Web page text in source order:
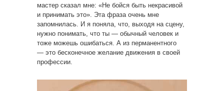
мастер сказал мне: «Не бойся быть некрасивой
и принимать это». Эта фраза очень мне
запомнилась. И я поняла, что, выходя на сцену,
нужно понимать, что ты — обычный человек и
тоже можешь ошибаться. А из перманентного
— это бесконечное желание движения в своей
профессии.